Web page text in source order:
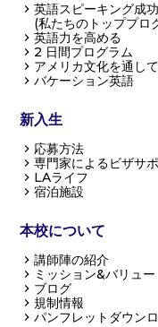
英語スピーキング成功
(私たちのトッププロ
英語力を高める
2 日間プログラム
アメリカ文化を通し
バケーション英語
新入生
応募方法
専門家によるビザサ
LAライフ
宿泊施設
本校について
講師陣の紹介
ミッション&バリュー
ブログ
規制情報
パンフレットダウン